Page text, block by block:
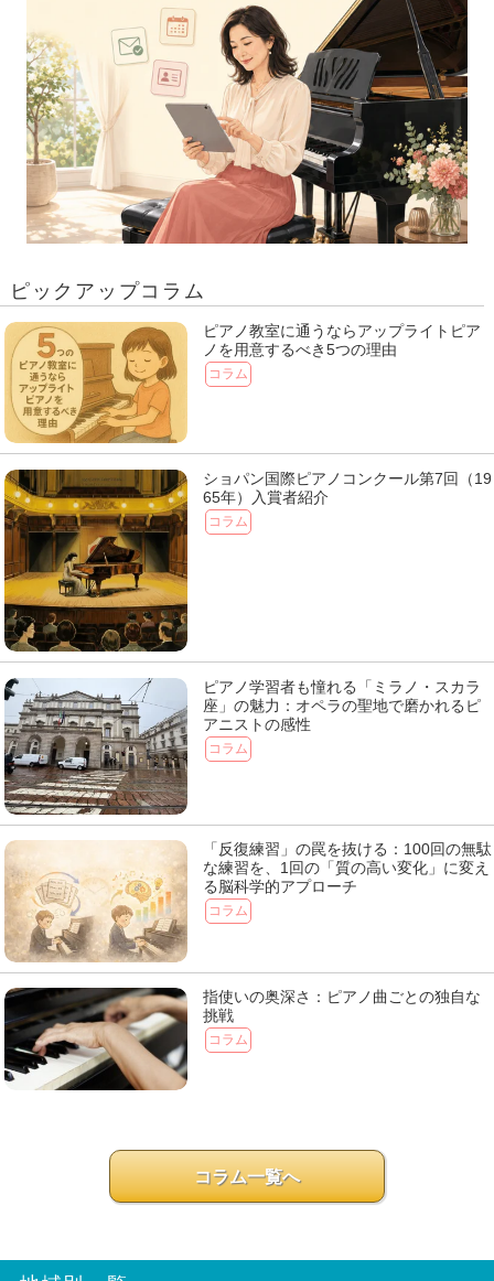
ピックアップコラム
ピアノ教室に通うならアップライトピア
ノを用意するべき5つの理由
コラム
ショパン国際ピアノコンクール第7回（19
65年）入賞者紹介
コラム
ピアノ学習者も憧れる「ミラノ・スカラ
座」の魅力：オペラの聖地で磨かれるピ
アニストの感性
コラム
「反復練習」の罠を抜ける：100回の無駄
な練習を、1回の「質の高い変化」に変え
る脳科学的アプローチ
コラム
指使いの奥深さ：ピアノ曲ごとの独自な
挑戦
コラム
コラム一覧へ